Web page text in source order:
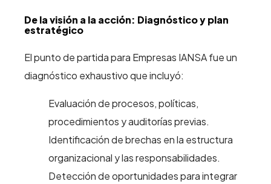
De la visión a la acción: Diagnóstico y plan
estratégico
El punto de partida para Empresas IANSA fue un
diagnóstico exhaustivo que incluyó:
Evaluación de procesos, políticas,
procedimientos y auditorías previas.
Identificación de brechas en la estructura
organizacional y las responsabilidades.
Detección de oportunidades para integrar